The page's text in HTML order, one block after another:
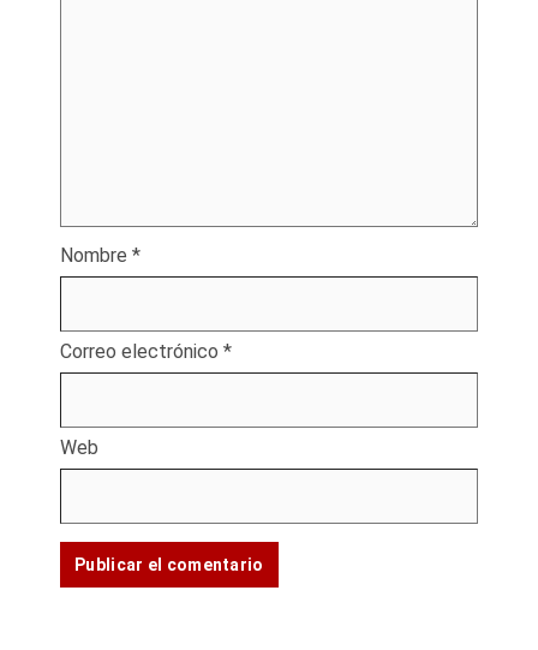
Nombre *
Correo electrónico *
Web